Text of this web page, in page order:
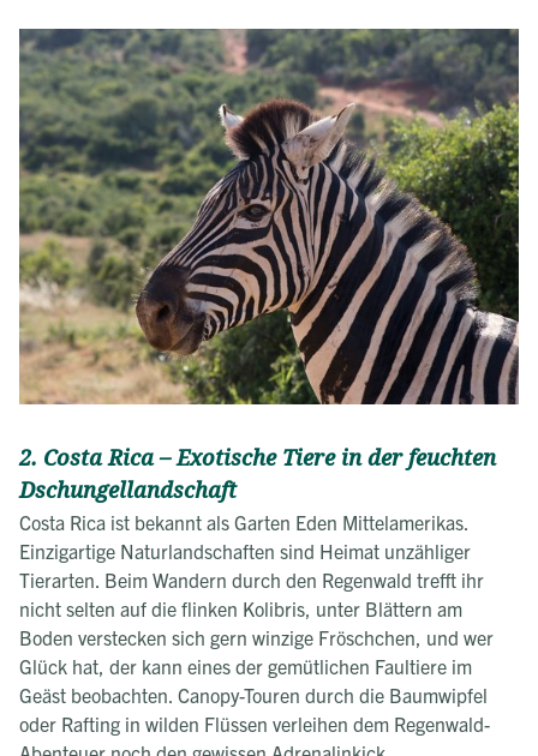
2. Costa Rica – Exotische Tiere in der feuchten
Dschungellandschaft
Costa Rica ist bekannt als Garten Eden Mittelamerikas.
Einzigartige Naturlandschaften sind Heimat unzähliger
Tierarten. Beim Wandern durch den Regenwald trefft ihr
nicht selten auf die flinken Kolibris, unter Blättern am
Boden verstecken sich gern winzige Fröschchen, und wer
Glück hat, der kann eines der gemütlichen Faultiere im
Geäst beobachten. Canopy-Touren durch die Baumwipfel
oder Rafting in wilden Flüssen verleihen dem Regenwald-